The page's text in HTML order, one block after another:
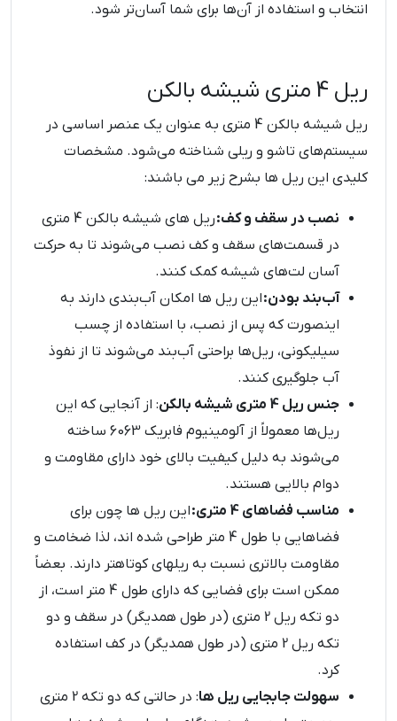
انتخاب و استفاده از آن‌ها برای شما آسان‌تر شود.
ریل 4 متری شیشه بالکن
ریل شیشه بالکن 4 متری به عنوان یک عنصر اساسی در
سیستم‌های تاشو و ریلی شناخته می‌شود. مشخصات
کلیدی این ریل ها بشرح زیر می باشند:
نصب در سقف و کف:
ریل های شیشه بالکن 4 متری
در قسمت‌های سقف و کف نصب می‌شوند تا به حرکت
آسان لت‌های شیشه کمک ‌کنند.
آب‌بند بودن:این ریل ها امکان آب‌بندی دارند به
اینصورت که پس از نصب، با استفاده از چسب
سیلیکونی، ریل‌ها براحتی آب‌بند می‌شوند تا از نفوذ
آب جلوگیری ‌کنند.
جنس ریل 4 متری شیشه بالکن
: از آنجایی که این
ریل‌ها معمولاً از آلومینیوم فابریک 6063 ساخته
می‌شوند به دلیل کیفیت بالای خود دارای مقاومت و
دوام بالایی هستند.
مناسب فضاهای 4 متری:
این ریل ها چون برای
فضاهایی با طول 4 متر طراحی شده اند، لذا ضخامت و
مقاومت بالاتری نسبت به ریلهای کوتاهتر دارند. بعضاً
ممکن است برای فضایی که دارای طول 4 متر است، از
دو تکه ریل 2 متری (در طول همدیگر) در سقف و دو
تکه ریل 2 متری (در طول همدیگر) در کف استفاده
کرد.
سهولت جابجایی ریل ها
: در حالتی که دو تکه 2 متری